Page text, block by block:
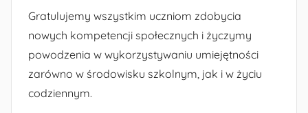
Gratulujemy wszystkim uczniom zdobycia
nowych kompetencji społecznych i życzymy
powodzenia w wykorzystywaniu umiejętności
zarówno w środowisku szkolnym, jak i w życiu
codziennym.